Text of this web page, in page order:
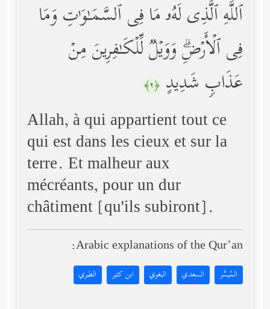
ٱللَّهِ ٱلَّذِی لَهُۥ مَا فِی ٱلسَّمَـٰوَ ٰ⁠تِ وَمَا
فِی ٱلۡأَرۡضِۗ وَوَیۡلࣱ لِّلۡكَـٰفِرِینَ مِنۡ
عَذَابࣲ شَدِیدٍ ﴿٢﴾
Allah, à qui appartient tout ce
qui est dans les cieux et sur la
terre. Et malheur aux
mécréants, pour un dur
châtiment [qu'ils subiront].
Arabic explanations of the Qur’an:
المُيسَّر السعدي البغوي ابن كثير الطبري